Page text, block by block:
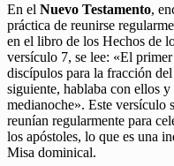
En el Nuevo Testamento,
práctica de reunirse
en el libro de los Hechos de
versículo 7, se lee: «El
discípulos para la fracción
siguiente, hablaba con ellos
medianoche». Este versículo
reunían regularmente para
los apóstoles, lo que es una
Misa dominical.